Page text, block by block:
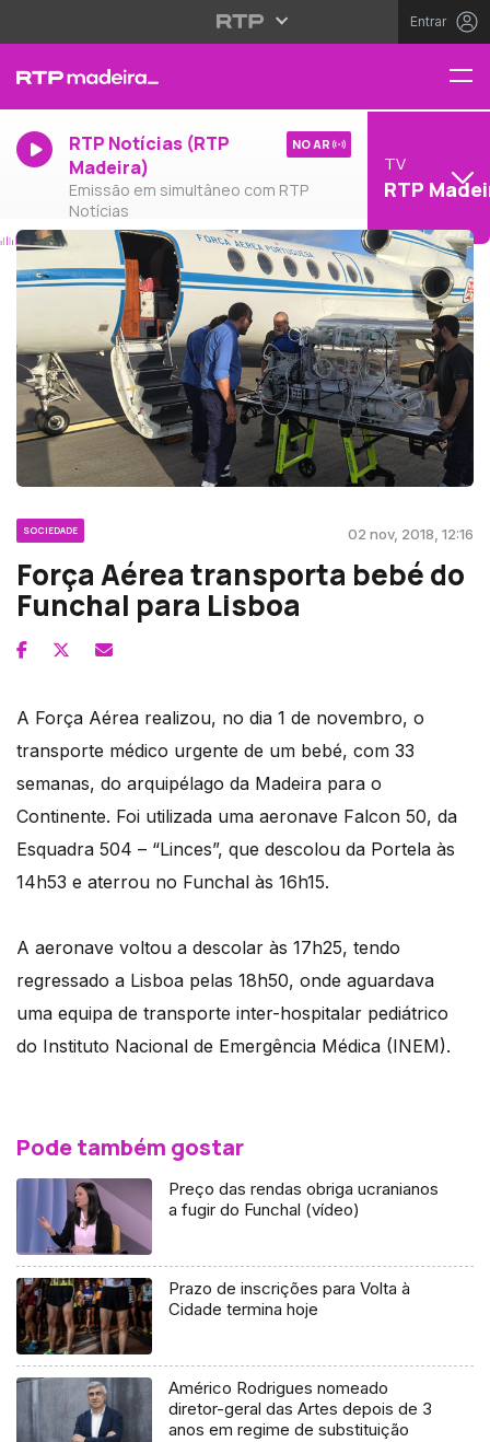
Entrar
RTP Notícias (RTP
Madeira)
Emissão em simultâneo com RTP
Notícias
NO AR
TV
RTP
SOCIEDADE 02 nov, 2018, 12:16
Força Aérea transporta bebé do
Funchal para Lisboa
A Força Aérea realizou, no dia 1 de novembro, o
transporte médico urgente de um bebé, com 33
semanas, do arquipélago da Madeira para o
Continente. Foi utilizada uma aeronave Falcon 50, da
Esquadra 504 – “Linces”, que descolou da Portela às
14h53 e aterrou no Funchal às 16h15.
A aeronave voltou a descolar às 17h25, tendo
regressado a Lisboa pelas 18h50, onde aguardava
uma equipa de transporte inter-hospitalar pediátrico
do Instituto Nacional de Emergência Médica (INEM).
Pode também gostar
Preço das rendas obriga ucranianos
a fugir do Funchal (vídeo)
Prazo de inscrições para Volta à
Cidade termina hoje
Américo Rodrigues nomeado
diretor-geral das Artes depois de 3
anos em regime de substituição